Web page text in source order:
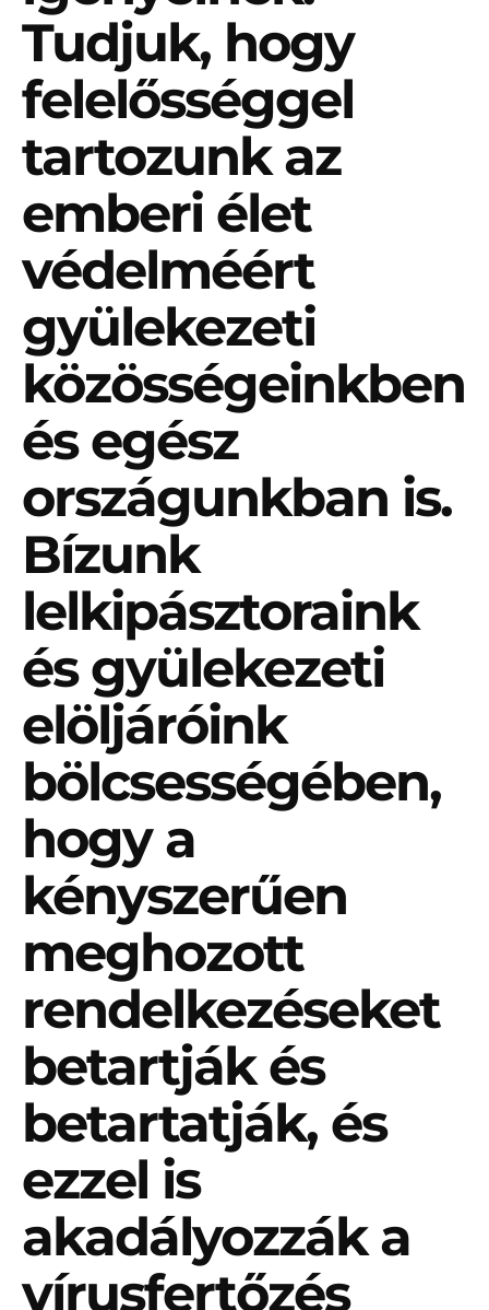
Tudjuk, hogy
felelősséggel
tartozunk az
emberi élet
védelméért
gyülekezeti
közösségeinkben
és egész
országunkban is.
Bízunk
lelkipásztoraink
és gyülekezeti
elöljáróink
bölcsességében,
hogy a
kényszerűen
meghozott
rendelkezéseket
betartják és
betartatják, és
ezzel is
akadályozzák a
vírusfertőzés